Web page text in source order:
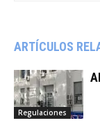
ARTÍCULOS
Regulaciones